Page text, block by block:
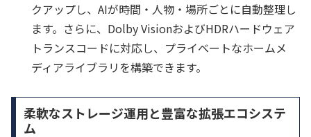
クアップし、AIが時間・人物・場所ごとに自動整理し
ます。さらに、Dolby VisionおよびHDRハードウェア
トランスコードに対応し、プライベートなホームメ
ディアライブラリを構築できます。
柔軟なストレージ運用と豊富な拡張エコシステ
ム